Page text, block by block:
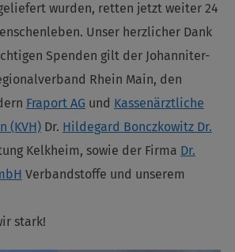
wurden, retten jetzt weiter 24
Unser herzlicher Dank
Spenden gilt der Johanniter-
Rhein Main, den
Fraport AG und Kassenärztliche
(KVH)Dr. Hildegard Bonczkowitz Dr.
Kelkheim, sowie der Firma Dr.
Verbandstoffe und unserem
stark!